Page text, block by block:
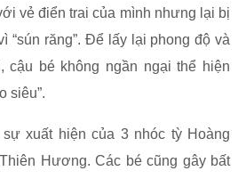
vẻ điển trai của mình nhưng lại bị
“sún răng”. Để lấy lại phong độ và
cậu bé không ngần ngại thể hiện
siêu”.
xuất hiện của 3 nhóc tỳ Hoàng
Hương. Các bé cũng gây bất